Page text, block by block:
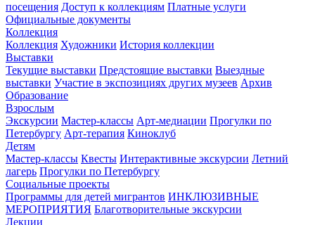
посещения Доступ к коллекциям Платные услуги
Официальные документы
Коллекция
Коллекция Художники История коллекции
Выставки
Текущие выставки Предстоящие выставки Выездные
выставки Участие в экспозициях других музеев Архив
Образование
Взрослым
Экскурсии Мастер-классы Арт-медиации Прогулки по
Петербургу Арт-терапия Киноклуб
Детям
Мастер-классы Квесты Интерактивные экскурсии Летний
лагерь Прогулки по Петербургу
Социальные проекты
Программы для детей мигрантов ИНКЛЮЗИВНЫЕ
МЕРОПРИЯТИЯ Благотворительные экскурсии
Лекции